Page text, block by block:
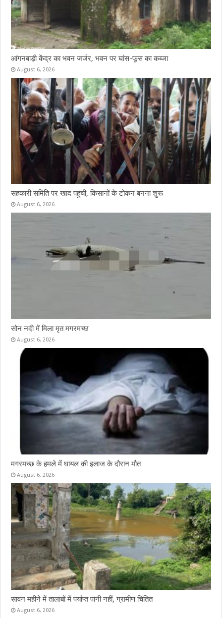
आंगनबाड़ी केंद्र का भवन जर्जर, भवन पर घांस-फूस का कब्जा
August 6, 2026
सहकारी समिति पर खाद पहुंची, किसानों के टोकन बनना शुरू
August 6, 2026
सोन नदी में मिला मृत मगरमच्छ
August 6, 2026
मगरमच्छ के हमले में घायल की इलाज के दौरान मौत
August 6, 2026
सावन महीने में तालाबों में पर्याप्त पानी नहीं, ग्रामीण चिंतित
August 6, 2026